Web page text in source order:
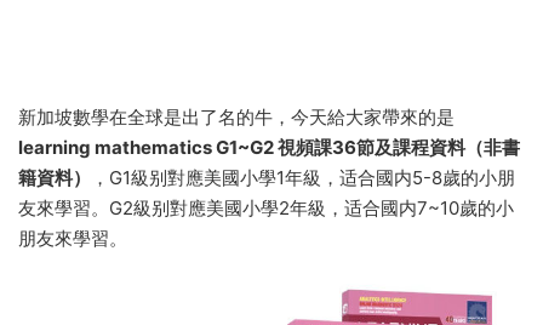
新加坡數學在全球是出了名的牛，今天給大家帶來的是
learning mathematics G1~G2 視頻課36節及課程資料（非書
籍資料）
，G1級别對應美國小學1年級，适合國内5-8歲的小朋
友來學習。G2級别對應美國小學2年級，适合國内7~10歲的小
朋友來學習。